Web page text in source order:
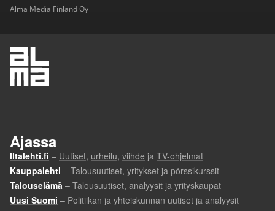
Alma Media Finland Oy